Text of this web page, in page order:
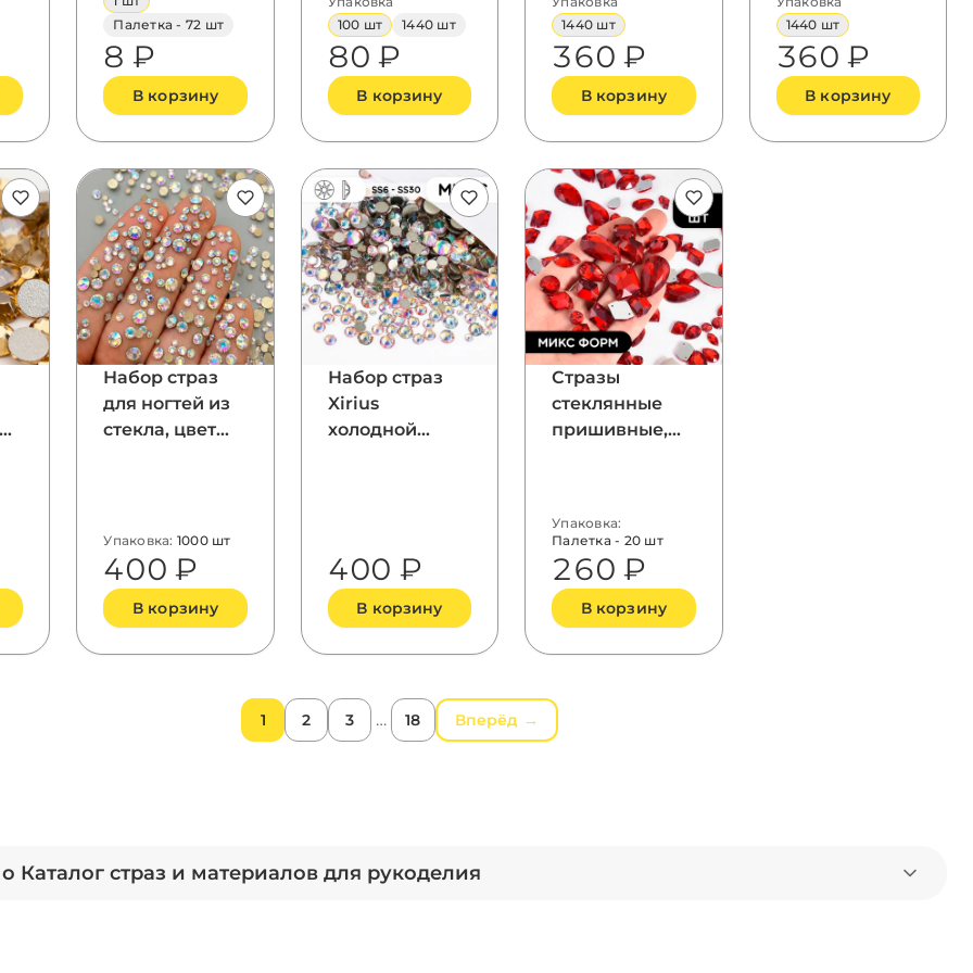
Палетка - 72 шт
8 ₽
В корзину
100 шт
1440 шт
80 ₽
В корзину
1440 шт
360 ₽
В корзину
1440 шт
360 ₽
В корзину
Набор страз
для ногтей из
стекла, цвет
Упаковка: 1000 шт
400 ₽
В корзину
Набор страз
Xirius
холодной
400 ₽
В корзину
Стразы
стеклянные
пришивные,
Упаковка:
Палетка - 20 шт
260 ₽
В корзину
1 2 3 … 18 Вперёд →
Каталог страз и материалов для рукоделия